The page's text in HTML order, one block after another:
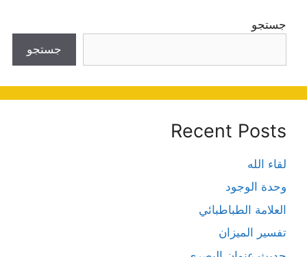
جستجو
جستجو
Recent Posts
لقاء الله
وحدة الوجود
العلامة الطباطبائي
تفسير الميزان